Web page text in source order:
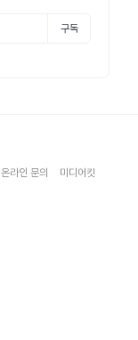
구독
온라인 문의 미디어킷